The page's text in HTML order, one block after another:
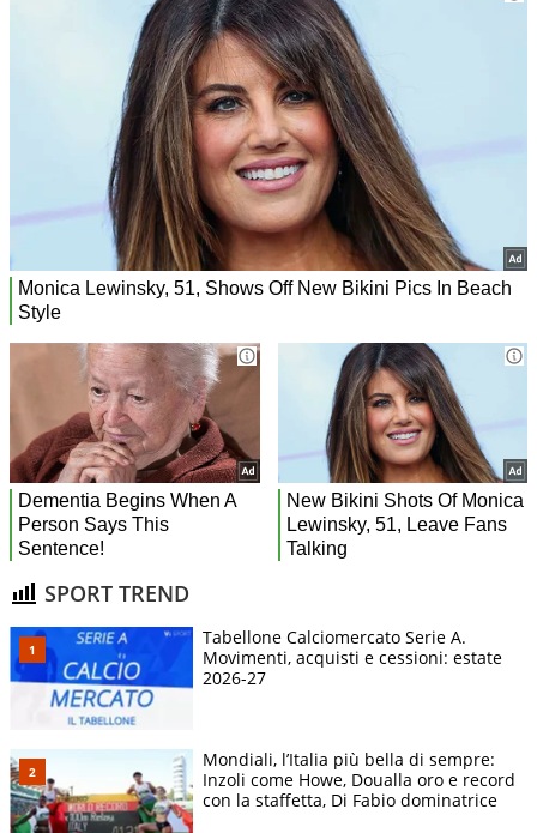
SPORT TREND
Tabellone Calciomercato Serie A.
Movimenti, acquisti e cessioni: estate
2026-27
Mondiali, l’Italia più bella di sempre:
Inzoli come Howe, Doualla oro e record
con la staffetta, Di Fabio dominatrice